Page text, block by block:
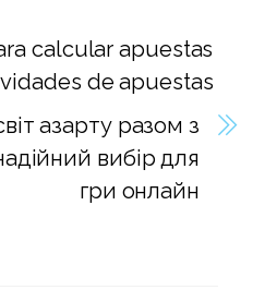
calcular apuestas
de apuestas
азарту разом з
вибір для
гри онлайн